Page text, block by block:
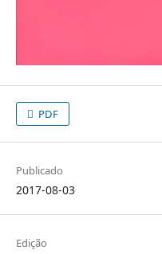
PDF
Publicado
2017-08-03
Edição